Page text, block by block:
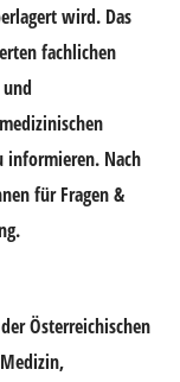
wird. Das
fachlichen
informieren. Nach
für Fragen &
Österreichischen